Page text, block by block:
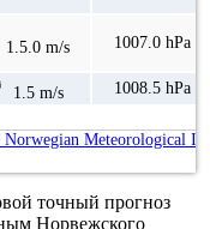
1.5.0 m/s 1007.0 hPa
1.5 m/s 1008.5 hPa
Meteorological
точный прогноз
Норвежского